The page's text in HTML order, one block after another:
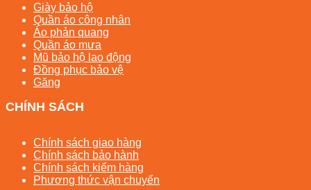
Giày bảo hộ
Quần áo công nhân
Áo phản quang
Quần áo mưa
Mũ bảo hộ lao động
Đồng phục bảo vệ
Găng
CHÍNH SÁCH
Chính sách giao hàng
Chính sách bảo hành
Chính sách kiểm hàng
Phương thức vận chuyển